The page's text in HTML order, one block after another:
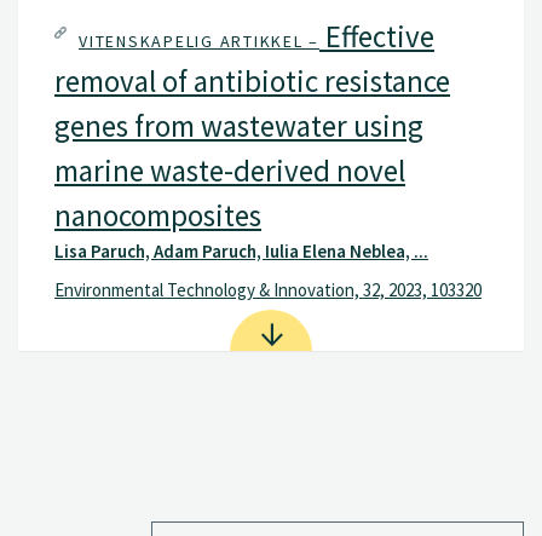
VITENSKAPELIG ARTIKKEL – Effective
removal of antibiotic resistance
genes from wastewater using
marine waste-derived novel
nanocomposites
Lisa Paruch, Adam Paruch, Iulia Elena Neblea, ...
Environmental Technology & Innovation, 32, 2023, 103320